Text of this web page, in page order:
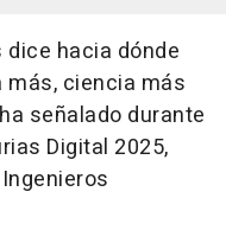
hacia dónde
ciencia más
señalado durante
Digital 2025,